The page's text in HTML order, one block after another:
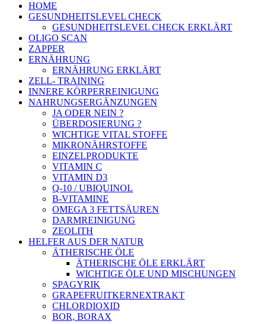
HOME
GESUNDHEITSLEVEL CHECK
GESUNDHEITSLEVEL CHECK ERKLÄRT
OLIGO SCAN
ZAPPER
ERNÄHRUNG
ERNÄHRUNG ERKLÄRT
ZELL- TRAINING
INNERE KÖRPERREINIGUNG
NAHRUNGSERGÄNZUNGEN
JA ODER NEIN ?
ÜBERDOSIERUNG ?
WICHTIGE VITAL STOFFE
MIKRONÄHRSTOFFE
EINZELPRODUKTE
VITAMIN C
VITAMIN D3
Q-10 / UBIQUINOL
B-VITAMINE
OMEGA 3 FETTSÄUREN
DARMREINIGUNG
ZEOLITH
HELFER AUS DER NATUR
ÄTHERISCHE ÖLE
ÄTHERISCHE ÖLE ERKLÄRT
WICHTIGE ÖLE UND MISCHUNGEN
SPAGYRIK
GRAPEFRUITKERNEXTRAKT
CHLORDIOXID
BOR, BORAX